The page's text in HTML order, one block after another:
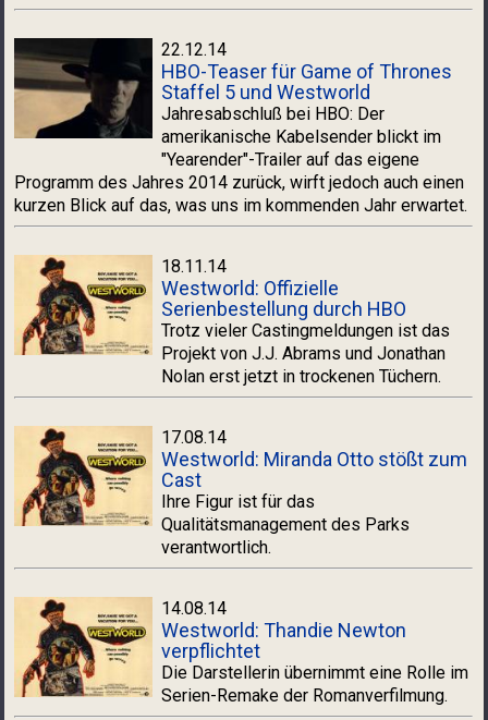
22.12.14
HBO-Teaser für Game of Thrones
Staffel 5 und Westworld
Jahresabschluß bei HBO: Der
amerikanische Kabelsender blickt im
"Yearender"-Trailer auf das eigene
Programm des Jahres 2014 zurück, wirft jedoch auch einen
kurzen Blick auf das, was uns im kommenden Jahr erwartet.
18.11.14
Westworld: Offizielle
Serienbestellung durch HBO
Trotz vieler Castingmeldungen ist das
Projekt von J.J. Abrams und Jonathan
Nolan erst jetzt in trockenen Tüchern.
17.08.14
Westworld: Miranda Otto stößt zum
Cast
Ihre Figur ist für das
Qualitätsmanagement des Parks
verantwortlich.
14.08.14
Westworld: Thandie Newton
verpflichtet
Die Darstellerin übernimmt eine Rolle im
Serien-Remake der Romanverfilmung.